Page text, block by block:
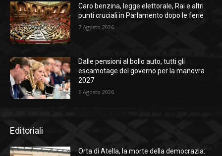
Caro benzina, legge elettorale, Rai e altri
punti cruciali in Parlamento dopo le ferie
7 Agosto 2026
Dalle pensioni al bollo auto, tutti gli
escamotage del governo per la manovra
2027
6 Agosto 2026
Editoriali
Orta di Atella, la morte della democrazia: